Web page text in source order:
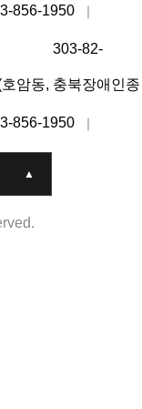
856-1950 ｜
303-82-
암동, 충북장애인종
856-1950 ｜